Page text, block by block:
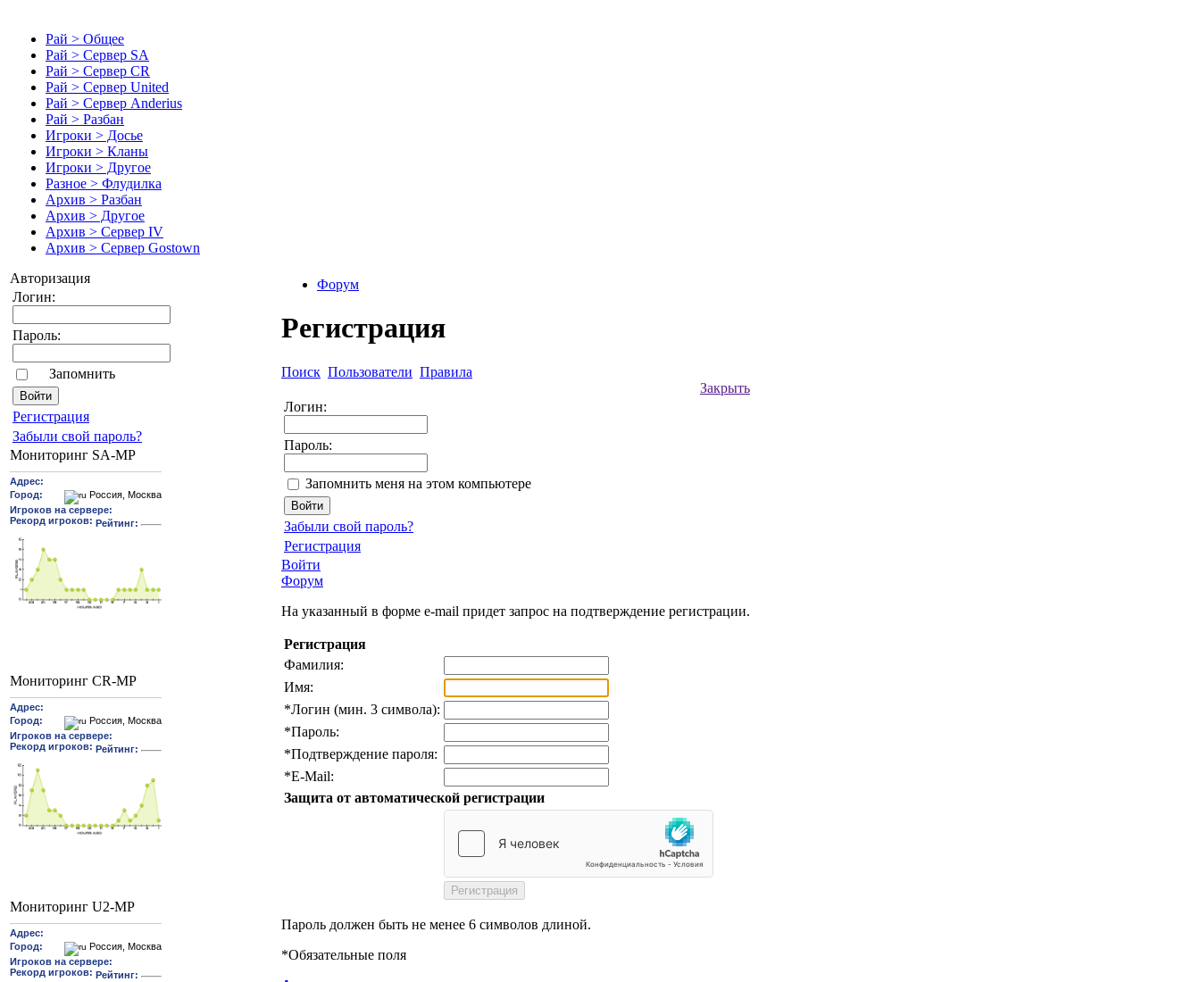
Рай > Общее
Рай > Сервер SA
Рай > Сервер CR
Рай > Сервер United
Рай > Сервер Anderius
Рай > Разбан
Игроки > Досье
Игроки > Кланы
Игроки > Другое
Разное > Флудилка
Архив > Разбан
Архив > Другое
Архив > Сервер IV
Архив > Сервер Gostown
Авторизация
Логин:
Пароль:
Запомнить
Pегиcтрaция
Забыли свой пароль?
Мониторинг SA-MP
Мониторинг CR-MP
Мониторинг U2-MP
Форум
Регистрация
Поиск Пользователи Правила
Закрыть
Логин:
Пароль:
Запомнить меня на этом компьютере
Забыли свой пароль?
Регистрация
Войти
Форум
На указанный в форме e-mail придет запрос на подтверждение регистрации.
Регистрация
Фамилия:
Имя:
*Логин (мин. 3 символа):
*Пароль:
*Подтверждение пароля:
*E-Mail:
Защита от автоматической регистрации
Пароль должен быть не менее 6 символов длиной.
*Обязательные поля